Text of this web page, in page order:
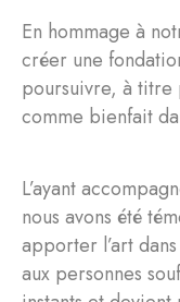
En hommage à
créer une
poursuivre, à titre
comme bienfait
L’ayant
nous avons été
apporter l’art
aux personnes